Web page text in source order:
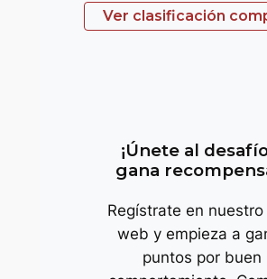
Ver clasificación
¡Únete al
gana
Regístrate en
web y empieza a
puntos por buen